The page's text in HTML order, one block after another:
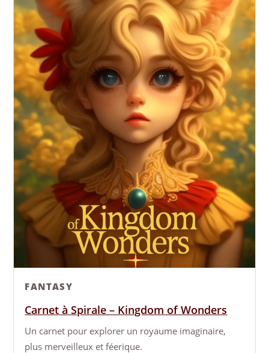
FANTASY
Carnet à Spirale – Kingdom of Wonders
Un carnet pour explorer un royaume imaginaire,
plus merveilleux et féerique.